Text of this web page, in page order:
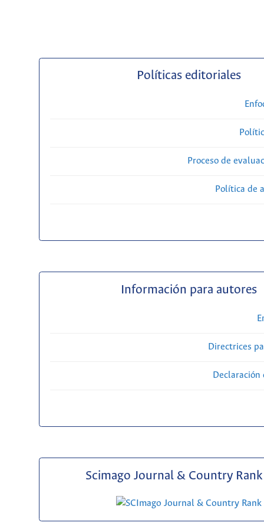
Políticas editoriales
Proceso de
Política de
Información para autores
Directrices
Scimago Journal & Country Rank